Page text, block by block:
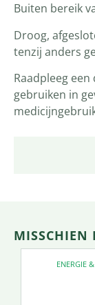
Buiten bereik
Droog,
tenzij anders
Raadpleeg
gebruiken in
MISSCHIEN
ENERGIE